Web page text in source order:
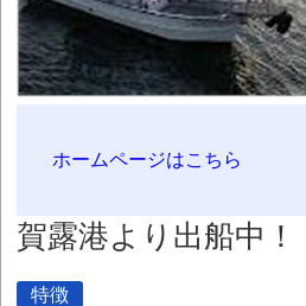
ホームページはこちら
賀露港より出船中！
特徴